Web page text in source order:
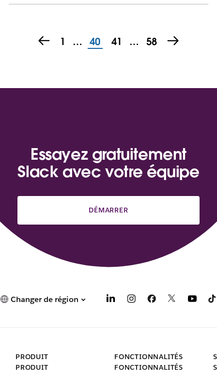
1 … 40 41 … 58
Essayez gratuitement
Slack avec votre équipe
DÉMARRER
Changer de région
PRODUIT
PRODUIT
FONCTIONNALITÉS
FONCTIONNALITÉS